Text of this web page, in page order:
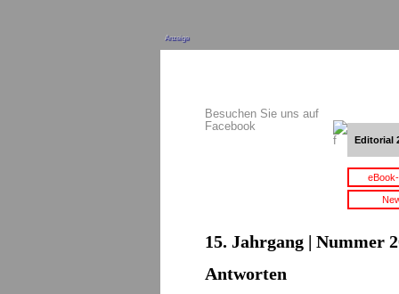
Anzeige
Besuchen Sie uns auf
Facebook
Editorial
15. Jahrgang | Nummer
Antworten